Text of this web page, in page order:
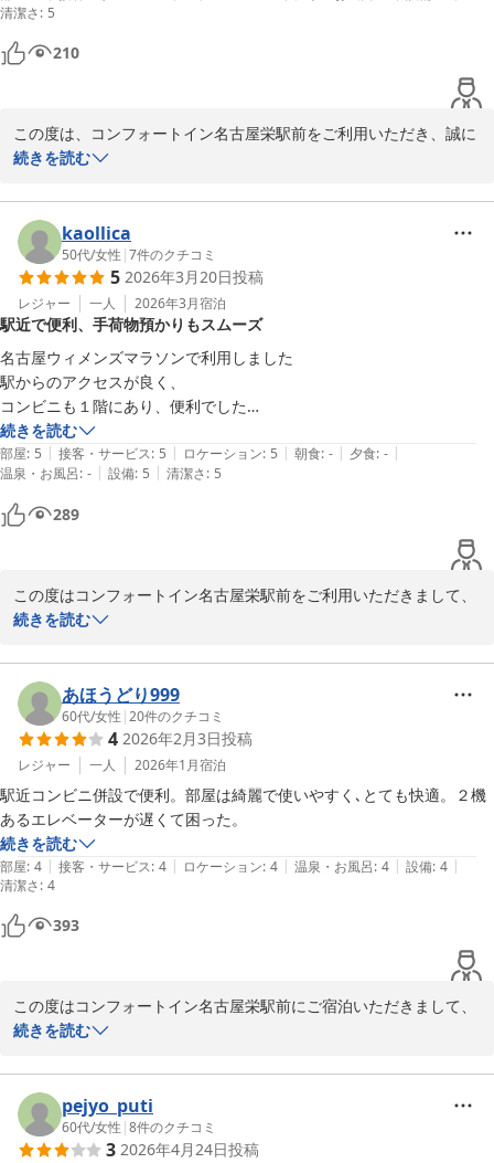
利用くださいませ。
これからも皆様が快適にお過ごしいただけますよう、さらなるサー
今後ともコンフォートイン名古屋栄駅前ならびに全国のコンフォー
トホテルをご愛顧賜りますよう、お願い申し上げます。
お客様のまたのご来館を心よりお待ちしております。
2026-04-27
清潔さ: 5
210
この度は、コンフォートイン名古屋栄駅前をご利用いただき、誠に
ありがとうございます。
す。
立地やスタッフの対応、設備面につきましてお褒めの言葉を頂戴す
ることができ、スタッフ一同大変励みになります。
当ホテルは地下鉄栄駅2番出口よりすぐに位置しており観光、ビジ
ネス、イベントなど多様なニーズにお応えできる立地となっており
ます。
今後とも皆様に安心してご利用いただけるホテルを目指し、サービ
ス向上に努めてまいります。
また名古屋にお越しの際には、ぜひ当ホテルへ足をお運びください
ませ。
お客様のまたのご来館を、スタッフ一同お待ち申し上げておりま
2026-04-23
続きを読む
kaollica
50代/女性 |7件のクチコミ
5 2026年3月20日投稿
レジャー 一人 2026年3月宿泊
駅近で便利、手荷物預かりもスムーズ
名古屋ウィメンズマラソンで利用しました
駅からのアクセスが良く、
コンビニも１階にあり、便利でした
手荷物預かりもスムーズで、ありがたかったです
続きを読む
部屋: 5 | 接客・サービス: 5 | ロケーション: 5 | 朝食: - | 夕食: - |
温泉・お風呂: - | 設備: 5 | 清潔さ: 5
289
この度はコンフォートイン名古屋栄駅前をご利用いただきまして、
誠にありがとうございます。
す。
当ホテルは名古屋一の繁華街、栄の真ん中にあり買い物や観光、お
仕事にも便利な立地でございます。
ウィメンズマラソンの会場となるバンテリンドームまでは地下鉄栄
駅から一本とイベント会場への立地も抜群でございます。
また来年、ウィメンズマラソンの時期にも当ホテルをご利用いただ
けましたら幸いでございます。
お客様の次回のご宿泊を、スタッフ一同心よりお待ち申し上げてお
ります。
コンフォートイン名古屋栄駅前
続きを読む
あほうどり999
60代/女性 |20件のクチコミ
4 2026年2月3日投稿
レジャー 一人 2026年1月宿泊
駅近コンビニ併設で便利。部屋は綺麗で使いやすく､とても快適。２機
あるエレベーターが遅くて困った。
続きを読む
部屋: 4 | 接客・サービス: 4 | ロケーション: 4 | 温泉・お風呂: 4 | 設備: 4 |
清潔さ: 4
393
この度はコンフォートイン名古屋栄駅前にご宿泊いただきまして、
誠にありがとうございました。
す。
ご宿泊時にはエレベーターについてご不便をおかけし申し訳ござい
ませんでした。
続きを読む
pejyo_puti
60代/女性 |8件のクチコミ
3 2026年4月24日投稿